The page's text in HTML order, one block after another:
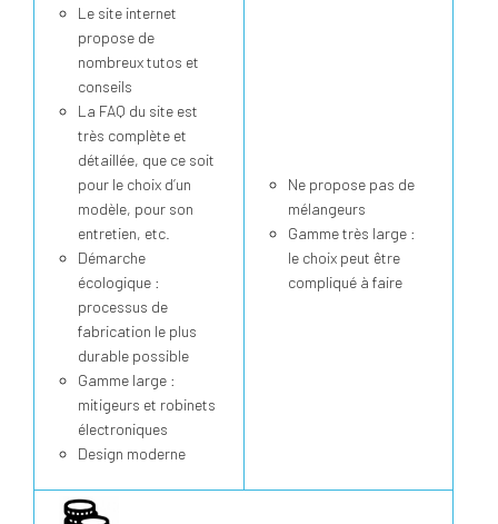
Le site internet
propose de
nombreux tutos et
conseils
La FAQ du site est
très complète et
détaillée, que ce soit
pour le choix d’un
modèle, pour son
entretien, etc.
Démarche
écologique :
processus de
fabrication le plus
durable possible
Gamme large :
mitigeurs et robinets
électroniques
Design moderne
Ne propose pas de
mélangeurs
Gamme très large :
le choix peut être
compliqué à faire